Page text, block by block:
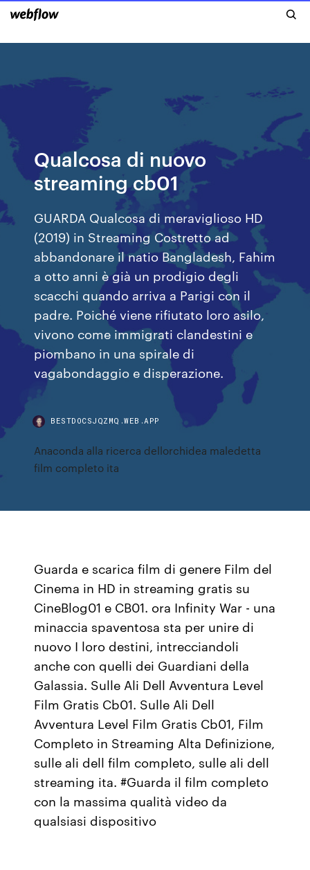
Qualcosa di nuovo
streaming cb01
GUARDA Qualcosa di meraviglioso HD
(2019) in Streaming Costretto ad
abbandonare il natio Bangladesh, Fahim
a otto anni è già un prodigio degli
scacchi quando arriva a Parigi con il
padre. Poiché viene rifiutato loro asilo,
vivono come immigrati clandestini e
piombano in una spirale di
vagabondaggio e disperazione.
BESTDOCSJQZMQ.WEB.APP
Anaconda alla ricerca dellorchidea maledetta
film completo ita
Guarda e scarica film di genere Film del
Cinema in HD in streaming gratis su
CineBlog01 e CB01. ora Infinity War - una
minaccia spaventosa sta per unire di
nuovo I loro destini, intrecciandoli
anche con quelli dei Guardiani della
Galassia. Sulle Ali Dell Avventura Level
Film Gratis Cb01. Sulle Ali Dell
Avventura Level Film Gratis Cb01, Film
Completo in Streaming Alta Definizione,
sulle ali dell film completo, sulle ali dell
streaming ita. #Guarda il film completo
con la massima qualità video da
qualsiasi dispositivo